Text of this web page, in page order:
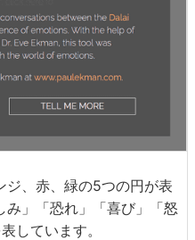
ジ、赤、緑の5つの円が表
み」「恐れ」「喜び」「怒
しています。